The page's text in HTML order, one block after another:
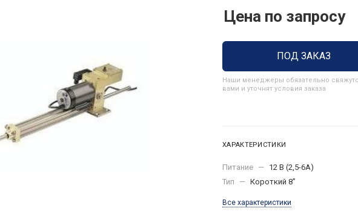
Цена по запросу
ПОД ЗАКАЗ
Наши менеджеры обязательно
вами и уточнят условия заказа
ХАРАКТЕРИСТИКИ
Питание — 12 В (2,5-6А)
Тип
— Короткий 8”
Все характеристики